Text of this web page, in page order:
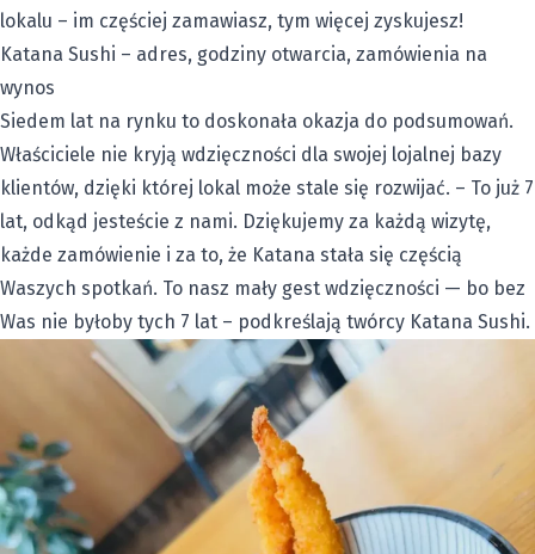
lokalu – im częściej zamawiasz, tym więcej zyskujesz!
Katana Sushi – adres, godziny otwarcia, zamówienia na
wynos
Siedem lat na rynku to doskonała okazja do podsumowań.
Właściciele nie kryją wdzięczności dla swojej lojalnej bazy
klientów, dzięki której lokal może stale się rozwijać. – To już 7
lat, odkąd jesteście z nami. Dziękujemy za każdą wizytę,
każde zamówienie i za to, że Katana stała się częścią
Waszych spotkań. To nasz mały gest wdzięczności — bo bez
Was nie byłoby tych 7 lat – podkreślają twórcy Katana Sushi.